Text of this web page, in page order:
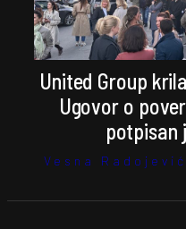
United Group
Ugovor o
potpisan
Vesna Radojević